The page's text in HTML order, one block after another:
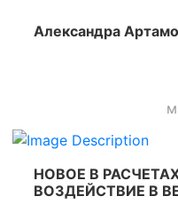
Александра
НОВОЕ В
ВОЗДЕЙСТВИЕ В